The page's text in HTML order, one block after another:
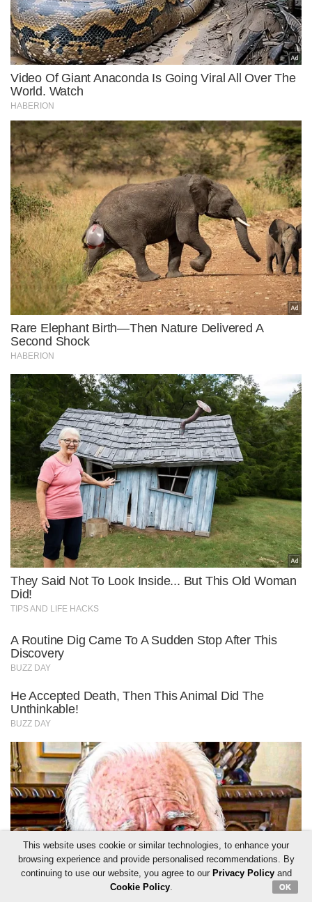
This website uses cookie or similar technologies, to enhance your
browsing experience and provide personalised recommendations. By
continuing to use our website, you agree to our Privacy Policyand
Cookie Policy. OK